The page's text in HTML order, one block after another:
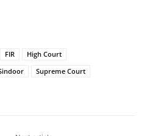
FIR
High Court
Supreme Court